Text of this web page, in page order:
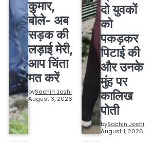
कुमार,
बोले- अब
सड़क की
लड़ाई मेरी,
आप चिंता
मत करें
bySachin Joshi
August 3, 2026
दो युवकों
को
पकड़कर
पिटाई की
और उनके
मुंह पर
कालिख
पोती
bySachin Joshi
August 1, 2026